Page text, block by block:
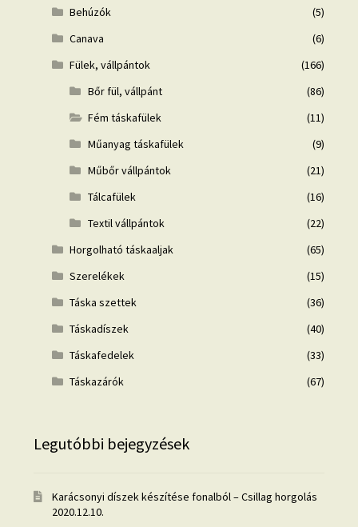
Behúzók
(5)
Canava
(6)
Fülek, vállpántok
(166)
Bőr fül, vállpánt
(86)
Fém táskafülek
(11)
Műanyag táskafülek
(9)
Műbőr vállpántok
(21)
Tálcafülek
(16)
Textil vállpántok
(22)
Horgolható táskaaljak
(65)
Szerelékek
(15)
Táska szettek
(36)
Táskadíszek
(40)
Táskafedelek
(33)
Táskazárók
(67)
Legutóbbi bejegyzések
Karácsonyi díszek készítése fonalból – Csillag horgolás
2020.12.10.